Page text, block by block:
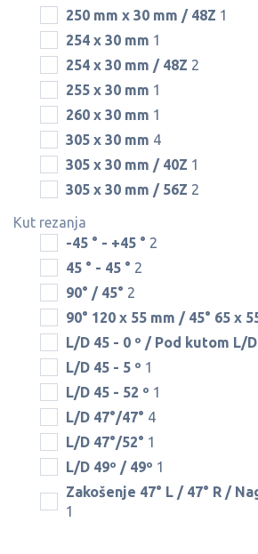
250 mm x 30 mm / 48Z 1
254 x 30 mm 1
254 x 30 mm / 48Z 2
255 x 30 mm 1
260 x 30 mm 1
305 x 30 mm 4
305 x 30 mm / 40Z 1
305 x 30 mm / 56Z 2
Kut rezanja
-45 ° - +45 ° 2
45 ° - 45 ° 2
90° / 45° 2
90° 120 x 55 mm / 45° 65 x
L/D 45 - 0 º / Pod kutom L/D
L/D 45 - 5 º 1
L/D 45 - 52 º 1
L/D 47°/47° 4
L/D 47°/52° 1
L/D 49º / 49º 1
Zakošenje 47° L / 47° R /
1